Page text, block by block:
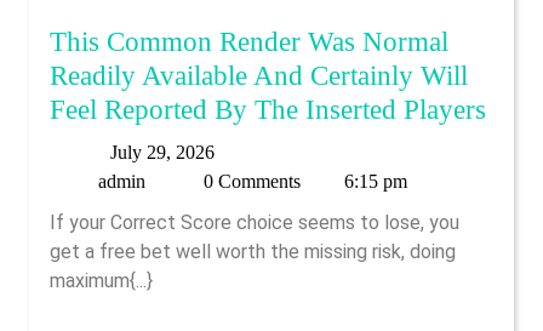
Spielewelten
This Common Render Was Normal
Readily Available And Certainly Will
Feel Reported By The Inserted Players
July 29, 2026July
29,
admin 0 Comments 6:15 pm
If your Correct Score choice seems to lose, you
get a free bet well worth the missing risk, doing
maximum{...}